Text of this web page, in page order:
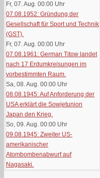
Fr, 07. Aug. 00:00 Uhr
07.08.1952: Gründung der
Gesellschaft für Sport und Technik
(GST).
Fr, 07. Aug. 00:00 Uhr
07.08.1961: German Titow landet
nach 17 Erdumkreisungen im
vorbestimmten Raum.
Sa, 08. Aug. 00:00 Uhr
08.08.1945: Auf Anforderung der
USA erklärt die Sowjetunion
Japan den Krieg.
So, 09. Aug. 00:00 Uhr
09.08.1945: Zweiter US-
amerikanischer
Atombombenabwurf auf
Nagasaki.